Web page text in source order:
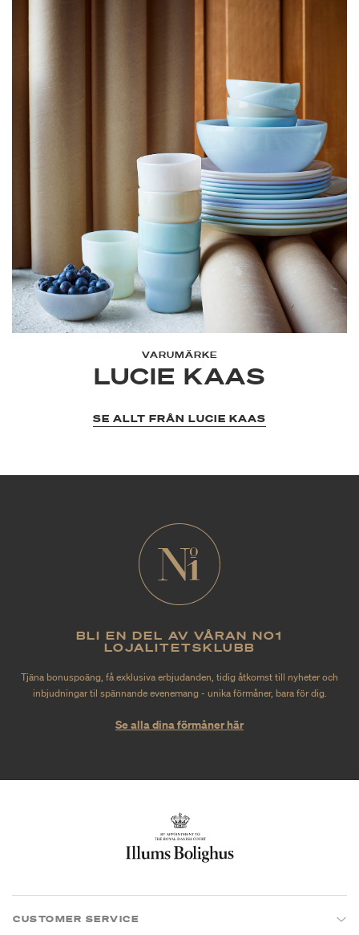
VARUMÄRKE
LUCIE KAAS
SE ALLT FRÅN LUCIE KAAS
BLI EN DEL AV VÅRAN NO1
LOJALITETSKLUBB
Tjäna bonuspoäng, få exklusiva erbjudanden, tidig åtkomst till nyheter och
inbjudningar til spännande evenemang - unika förmåner, bara för dig.
Se alla dina förmåner här
CUSTOMER SERVICE